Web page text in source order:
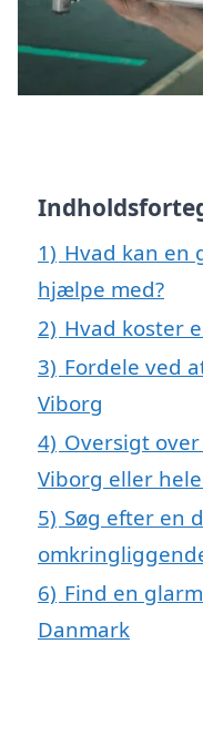
1) Hvad kan en
hjælpe med?
2) Hvad koster
3) Fordele ved
Viborg
4) Oversigt
Viborg eller
5) Søg efter en
6) Find en
Danmark